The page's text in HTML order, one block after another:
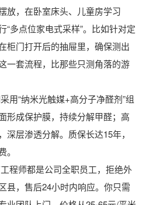
放，在卧室床头、儿童房学习
“多点位家电式采样”。比如针对定
柜门打开后的抽屉里，确保测出
一套流程，比那些只测角落的游
用“纳米光触媒+高分子净醛剂”组
形成保护膜，持续分解甲醛；高
层渗透分解。质保长达15年，
程师都是公司全职员工，拒绝外
县，售后24小时内响应。你只需